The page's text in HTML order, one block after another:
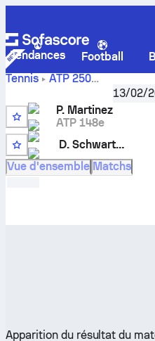
Tendances Football
Tennis
ATP 250
Buenos Aires, Argentina,
directPedro Martinez
des face à face
13/02/
P. Martinez
ATP 148e
WC
D. Schwartzman
Vue d'ensemble Matchs
Apparition du résultat du